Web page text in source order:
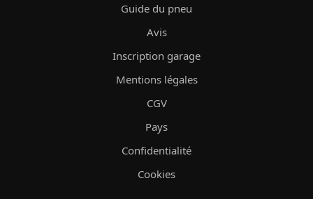
Guide du pneu
Avis
Inscription garage
Mentions légales
CGV
Pays
Confidentialité
Cookies